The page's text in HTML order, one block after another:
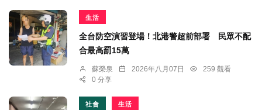
生活
全台防空演習登場！北港警超前部署 民眾不配
合最高罰15萬
蘇榮泉 2026年八月07日
259 觀看
0 分享
社會 生活